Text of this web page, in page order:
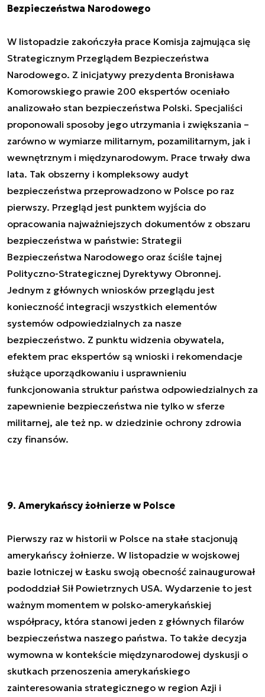
Bezpieczeństwa Narodowego
W listopadzie zakończyła prace Komisja zajmująca się
Strategicznym Przeglądem Bezpieczeństwa
Narodowego. Z inicjatywy prezydenta Bronisława
Komorowskiego prawie 200 ekspertów oceniało
analizowało stan bezpieczeństwa Polski. Specjaliści
proponowali sposoby jego utrzymania i zwiększania –
zarówno w wymiarze militarnym, pozamilitarnym, jak i
wewnętrznym i międzynarodowym. Prace trwały dwa
lata. Tak obszerny i kompleksowy audyt
bezpieczeństwa przeprowadzono w Polsce po raz
pierwszy. Przegląd jest punktem wyjścia do
opracowania najważniejszych dokumentów z obszaru
bezpieczeństwa w państwie: Strategii
Bezpieczeństwa Narodowego oraz ściśle tajnej
Polityczno-Strategicznej Dyrektywy Obronnej.
Jednym z głównych wniosków przeglądu jest
konieczność integracji wszystkich elementów
systemów odpowiedzialnych za nasze
bezpieczeństwo. Z punktu widzenia obywatela,
efektem prac ekspertów są wnioski i rekomendacje
służące uporządkowaniu i usprawnieniu
funkcjonowania struktur państwa odpowiedzialnych za
zapewnienie bezpieczeństwa nie tylko w sferze
militarnej, ale też np. w dziedzinie ochrony zdrowia
czy finansów.
9. Amerykańscy żołnierze w Polsce
Pierwszy raz w historii w Polsce na stałe stacjonują
amerykańscy żołnierze. W listopadzie w wojskowej
bazie lotniczej w Łasku swoją obecność zainaugurował
pododdział Sił Powietrznych USA. Wydarzenie to jest
ważnym momentem w polsko-amerykańskiej
współpracy, która stanowi jeden z głównych filarów
bezpieczeństwa naszego państwa. To także decyzja
wymowna w kontekście międzynarodowej dyskusji o
skutkach przenoszenia amerykańskiego
zainteresowania strategicznego w region Azji i